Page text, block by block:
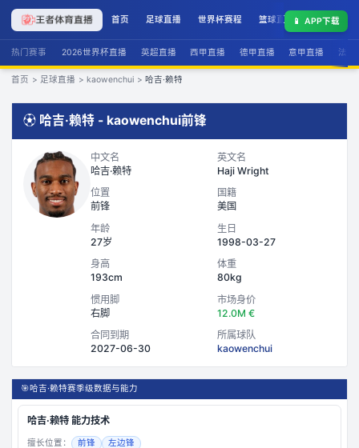
首页 足球直播 世界杯赛程 篮球直播 联赛积分
📱 APP下载
热门赛事 2026世界杯直播 英超直播 西甲直播 德甲直播 意甲直播 法甲
首页 > 足球直播 > kaowenchui > 哈吉·赖特
⚽ 哈吉·赖特 - kaowenchui前锋
中文名
哈吉·赖特
英文名
Haji Wright
位置
前锋
国籍
美国
年龄
27岁
生日
1998-03-27
身高
193cm
体重
80kg
惯用脚
右脚
市场身价
12.0M €
合同到期
2027-06-30
所属球队
kaowenchui
🎯哈吉·赖特赛季级数据与能力
哈吉·赖特能力技术
擅长位置： 前锋 左边锋